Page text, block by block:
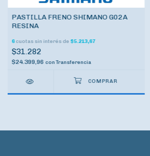
PASTILLA FRENO SHIMANO G02A
RESINA
6cuotas sin interés de $5.213,67
$31.282
$24.399,96 con Transferencia